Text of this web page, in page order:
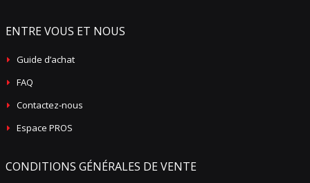
ENTRE VOUS ET NOUS
Guide d’achat
FAQ
Contactez-nous
Espace PROS
CONDITIONS GÉNÉRALES DE VENTE